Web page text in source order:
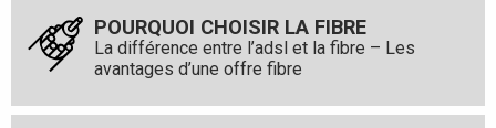
POURQUOI CHOISIR LA FIBRE
La différence entre l’adsl et la fibre – Les
avantages d’une offre fibre